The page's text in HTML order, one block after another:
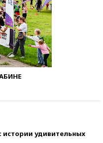
истории удивительных